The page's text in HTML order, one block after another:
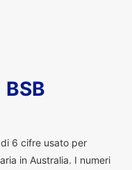
6 cifre usato per
in Australia. I numeri